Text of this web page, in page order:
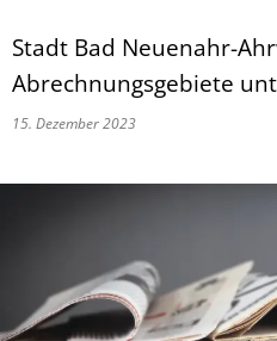
Stadt Bad Neuenahr-
Abrechnungsgebiete
15. Dezember 2023